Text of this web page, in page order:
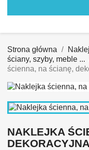
Strona główna
ściany, szyby, meble ...
ścienna, na ścianę,
NAKLEJKA